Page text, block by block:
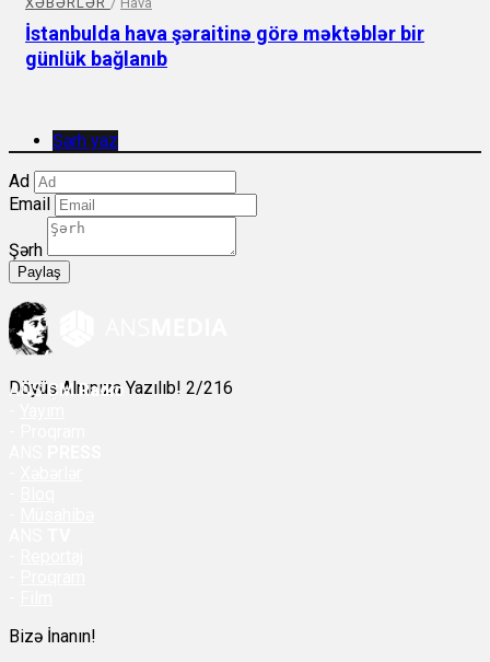
İstanbulda hava şəraitinə görə məktəblər bir
günlük bağlanıb
Şərh yaz
Ad
Email
Şərh
Paylaş
Döyüş Alnınıza Yazılıb! 2/216
ANSÇM Radio
Bizə İnanın!